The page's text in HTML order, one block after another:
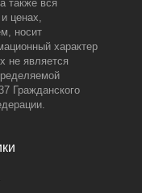
также вся
ценах,
носит
характер
не является
Гражданского